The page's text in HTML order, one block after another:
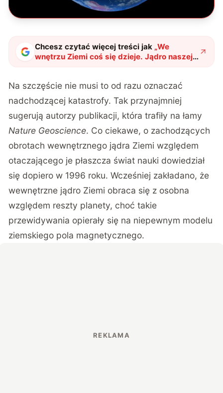
Chcesz czytać więcej treści jak „We
wnętrzu Ziemi coś się dzieje. Jądro naszej
planety prawie przestało się obracać"?
Na szczęście nie musi to od razu oznaczać
nadchodzącej katastrofy. Tak przynajmniej
sugerują autorzy publikacji, która trafiły na łamy
Nature Geoscience. Co ciekawe, o zachodzących
obrotach wewnętrznego jądra Ziemi względem
otaczającego je płaszcza świat nauki dowiedział
się dopiero w 1996 roku. Wcześniej zakładano, że
wewnętrzne jądro Ziemi obraca się z osobna
względem reszty planety, choć takie
przewidywania opierały się na niepewnym modelu
ziemskiego pola magnetycznego.